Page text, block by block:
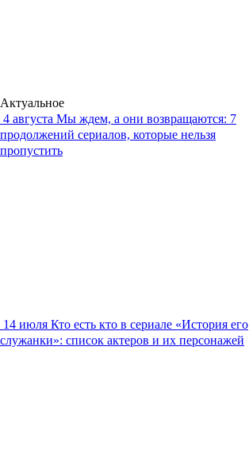
Актуальное
4 августа Мы ждем, а они возвращаются: 7
продолжений сериалов, которые нельзя
пропустить
14 июля Кто есть кто в сериале «История его
служанки»: список актеров и их персонажей